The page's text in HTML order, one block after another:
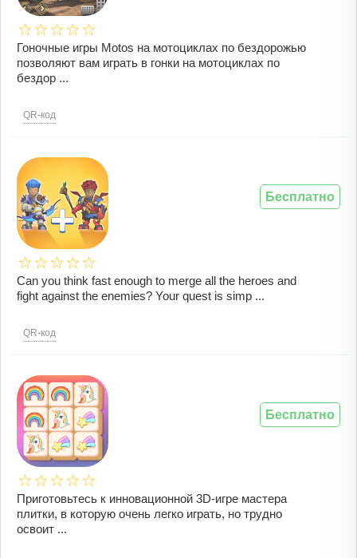
Гоночные игры Motos на мотоциклах по бездорожью
позволяют вам играть в гонки на мотоциклах по
бездор ...
QR-код
Can you think fast enough to merge all the heroes and
fight against the enemies? Your quest is simp ...
QR-код
Бесплатно
Приготовьтесь к инновационной 3D-игре мастера
плитки, в которую очень легко играть, но трудно
освоит ...
Бесплатно